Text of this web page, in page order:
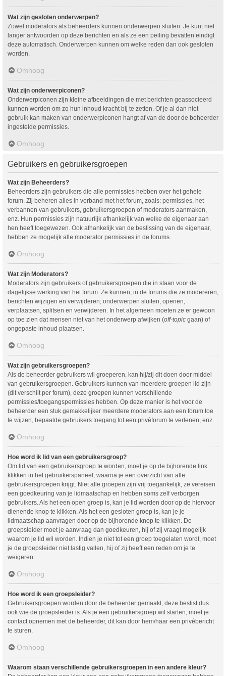
Wat zijn gesloten onderwerpen?
Zowel moderators als beheerders kunnen onderwerpen sluiten. Je kunt niet
langer antwoorden op deze berichten en als ze een peiling bevatten eindigt
deze automatisch. Onderwerpen kunnen om welke reden dan ook gesloten
worden.
Omhoog
Wat zijn onderwerpiconen?
Onderwerpiconen zijn kleine afbeeldingen die met berichten geassocieerd
kunnen worden om zo hun inhoud kracht bij te zetten. Of je al dan niet
gebruik kan maken van onderwerpiconen hangt af van de door de beheerder
ingestelde permissies.
Omhoog
Gebruikers en gebruikersgroepen
Wat zijn Beheerders?
Beheerders zijn gebruikers die alle permissies hebben over het gehele
forum. Zij beheren alles in verband met het forum, zoals: permissies, het
verbannen van gebruikers, gebruikersgroepen of moderators aanmaken,
enz. Hun permissies zijn natuurlijk afhankelijk van welke de eigenaar aan
hen heeft toegewezen. Ook afhankelijk van de beslissing van de eigenaar,
hebben ze mogelijk alle moderator permissies in de forums.
Omhoog
Wat zijn Moderators?
Moderators zijn gebruikers of gebruikersgroepen die in staan voor de
dagelijkse werking van het forum. Ze kunnen, in de forums die ze modereren,
berichten wijzigen en verwijderen; onderwerpen sluiten, openen,
verplaatsen, splitsen en verwijderen. In het algemeen moeten ze er gewoon
op toe zien dat mensen niet van het onderwerp afwijken (off-topic gaan) of
ongepaste inhoud plaatsen.
Omhoog
Wat zijn gebruikersgroepen?
Als de beheerder gebruikers wil groeperen, kan hij/zij dit doen door middel
van gebruikersgroepen. Gebruikers kunnen van meerdere groepen lid zijn
(dit verschilt per forum), deze groepen kunnen verschillende
permissies/toegangspermissies hebben. Op deze manier is het voor de
beheerder een stuk gemakkelijker meerdere moderators aan een forum toe
te wijzen, bepaalde gebruikers toegang tot een privéforum te verlenen, enz.
Omhoog
Hoe word ik lid van een gebruikersgroep?
Om lid van een gebruikersgroep te worden, moet je op de bijhorende link
klikken in het gebruikerspaneel, waarna je een overzicht van alle
gebruikersgroepen krijgt. Niet alle groepen zijn vrij toegankelijk, ze vereisen
een goedkeuring van je lidmaatschap en hebben soms zelf verborgen
gebruikers. Als het een open groep is, kan je lid worden door op de hiervoor
dienende knop te klikken. Als het een gesloten groep is, kan je je
lidmaatschap aanvragen door op de bijhorende knop te klikken. De
groepsleider moet je aanvraag dan goedkeuren, hij of zij vraagt mogelijk
waarom je lid wil worden. Indien je niet tot een groep toegelaten wordt, moet
je de groepsleider niet lastig vallen, hij of zij heeft een reden om je te
weigeren.
Omhoog
Hoe word ik een groepsleider?
Gebruikersgroepen worden door de beheerder gemaakt, deze beslist dus
ook wie de groepsleider is. Als je een gebruikersgroep wil starten, moet je
contact opnemen met de beheerder, dit kan door hem/haar een privébericht
te sturen.
Omhoog
Waarom staan verschillende gebruikersgroepen in een andere kleur?